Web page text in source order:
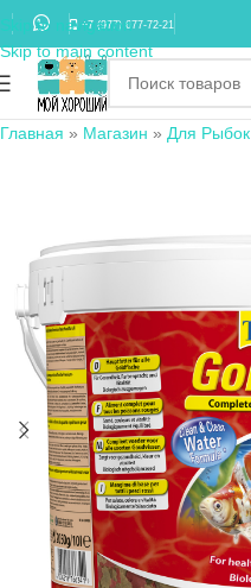
Skip to navigation
Skip to main content
+7 (977) 677-72-21
Главная » Магазин » Для Рыбок